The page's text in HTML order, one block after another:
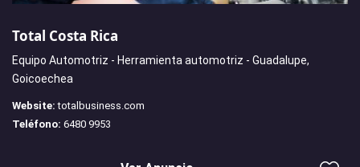
Total Costa Rica
Equipo Automotriz - Herramienta automotriz - Guadalupe,
Goicoechea
Website: totalbusiness.com
Teléfono: 6480 9953